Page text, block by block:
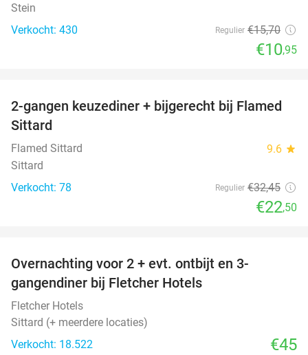
Stein
Verkocht: 430
Regulier €15,70
€10,95
31%
2-gangen keuzediner + bijgerecht bij Flamed
Sittard
Flamed Sittard 9.6 star
Sittard
Verkocht: 78
Regulier €32,45
€22,50
Overnachting voor 2 + evt. ontbijt en 3-
gangendiner bij Fletcher Hotels
Fletcher Hotels
Sittard (+ meerdere locaties)
Verkocht: 18.522
€45